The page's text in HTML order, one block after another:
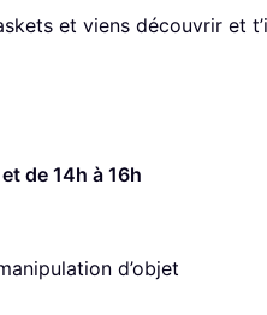
et viens découvrir
de 14h à 16h
d’objet